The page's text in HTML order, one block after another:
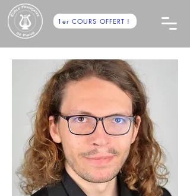
1er COURS OFFERT !